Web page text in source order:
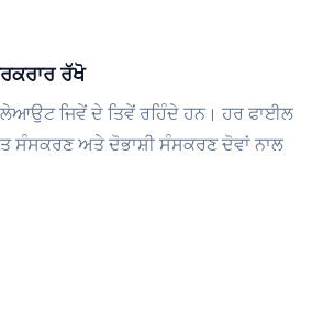
ਰੱਖੋ
ਜਿਵੇਂ ਦੇ ਤਿਵੇਂ ਰਹਿੰਦੇ ਹਨ। ਹਰ ਫਾਈਲ
ਸੰਸਕਰਣ ਅਤੇ ਦੋਭਾਸ਼ੀ ਸੰਸਕਰਣ ਦੋਵਾਂ ਨਾਲ